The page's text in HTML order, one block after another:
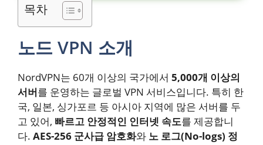
목차
노드 VPN 소개
NordVPN는 60개 이상의 국가에서 5,000개 이상의
서버를 운영하는 글로벌 VPN 서비스입니다. 특히 한
국, 일본, 싱가포르 등 아시아 지역에 많은 서버를 두
고 있어, 빠르고 안정적인 인터넷 속도를 제공합니
다. AES-256 군사급 암호화와 노 로그(No-logs) 정